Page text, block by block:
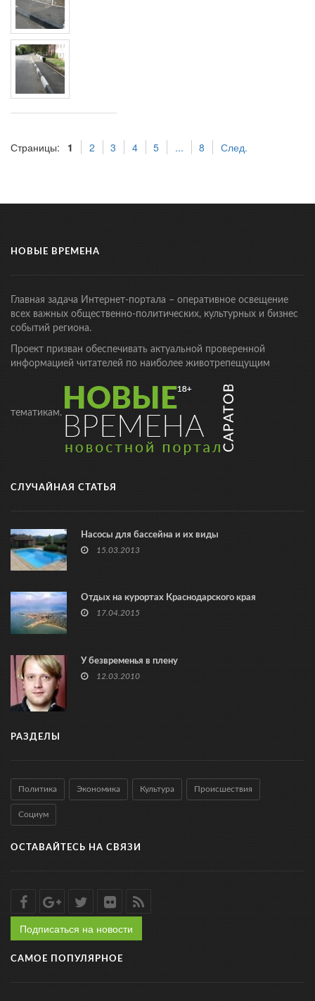
Страницы: 1 2 3 4 5 ... 8 След.
НОВЫЕ ВРЕМЕНА
Главная задача Интернет-портала – оперативное освещение
всех важных общественно-политических, культурных и бизнес
событий региона.
Проект призван обеспечивать актуальной проверенной
информацией читателей по наиболее животрепещущим
тематикам.
СЛУЧАЙНАЯ СТАТЬЯ
Насосы для бассейна и их виды
15.03.2013
Отдых на курортах Краснодарского края
17.04.2015
У безвременья в плену
12.03.2010
РАЗДЕЛЫ
Политика Экономика Культура Происшествия
Социум
ОСТАВАЙТЕСЬ НА СВЯЗИ
Подписаться на новости
САМОЕ ПОПУЛЯРНОЕ